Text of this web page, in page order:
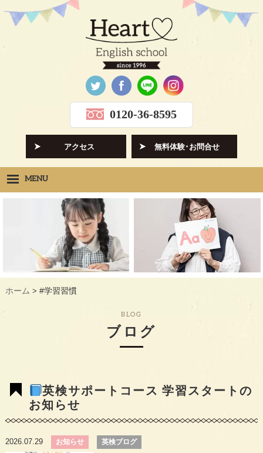
0120-36-8595
アクセス 無料体験･お問合せ
MENU
HOPE
CLASS
先生紹介 INSTRUCTORS
ギャラリー GALLERY
ホーム > #学習習慣
BLOG
ブログ
英検サポートコース 学習スタートの
お知らせ
2026.07.29 お知らせ 英検ブログ